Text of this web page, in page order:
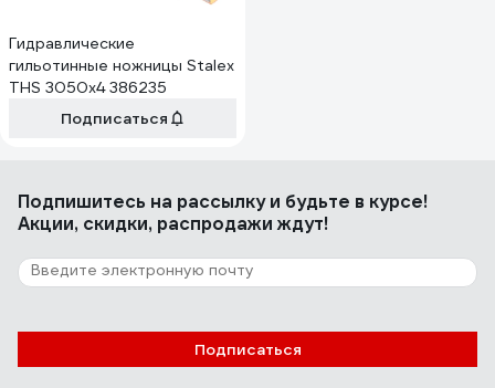
Гидравлические
гильотинные ножницы Stalex
THS 3050x4 386235
Подписаться
Подпишитесь на рассылкуи будьте в курсе!
Акции, скидки, распродажи ждут!
Подписаться